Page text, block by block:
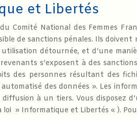
et Libertés
Comité National des Femmes
de sanctions pénales. Ils
détournée, et d’une
s’exposent à des
des personnes résultant des
des données ». Les
à un tiers. Vous disposez
» Informatique et Libertés « ).